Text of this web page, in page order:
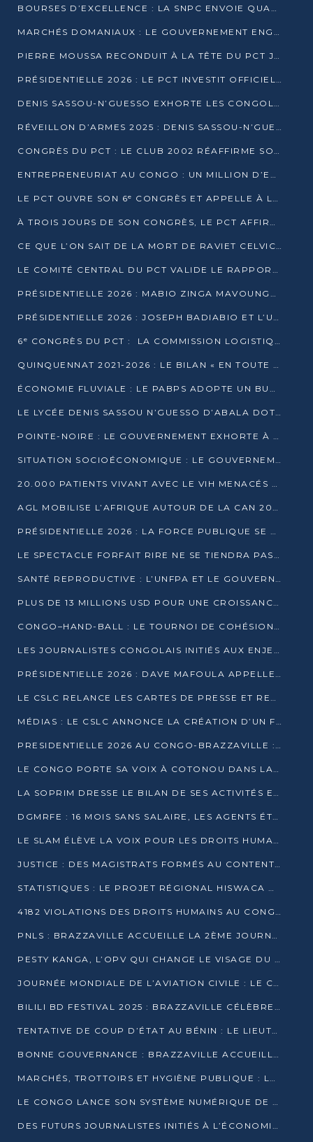
BOURSES D’EXCELLENCE : LA SNPC ENVOIE QUATRE NOUVEAUX TALENTS CONGOLAIS SE FORMER À BAKOU
MARCHÉS DOMANIAUX : LE GOUVERNEMENT ENGAGE LA STRUCTURATION DES TAXES D’ASSAINISSEMENT
PIERRE MOUSSA RECONDUIT À LA TÊTE DU PCT JUSQU’EN 2031
PRÉSIDENTIELLE 2026 : LE PCT INVESTIT OFFICIELLEMENT DENIS SASSOU NGUESSO
DENIS SASSOU-N’GUESSO EXHORTE LES CONGOLAIS À L’UNITÉ ET AU FAIR-PLAY DÉMOCRATIQUE EN 2026
RÉVEILLON D’ARMES 2025 : DENIS SASSOU-N’GUESSO GARANTIT DES ÉLECTIONS 2026 PAISIBLES ET SÉCURISÉES
CONGRÈS DU PCT : LE CLUB 2002 RÉAFFIRME SON SOUTIEN À DENIS SASSOU-N’GUESSO POUR 2026
ENTREPRENEURIAT AU CONGO : UN MILLION D’EUROS POUR FINANCER LES STARTUPS DÈS 2026
LE PCT OUVRE SON 6ᵉ CONGRÈS ET APPELLE À LA CANDIDATURE DE DENIS SASSOU NGUESSO
À TROIS JOURS DE SON CONGRÈS, LE PCT AFFIRME AVOIR ATTEINT TOUS SES OBJECTIFS
CE QUE L’ON SAIT DE LA MORT DE RAVIET CELVIC N’TSIANTSIE
LE COMITÉ CENTRAL DU PCT VALIDE LE RAPPORT DU CONGRÈS ET SOUTIENT DENIS SASSOU N’GUESSO
PRÉSIDENTIELLE 2026 : MABIO ZINGA MAVOUNGOU DÉCLARE SA CANDIDATURE ET CHARGE LE BILAN DU PCT
PRÉSIDENTIELLE 2026 : JOSEPH BADIABIO ET L’UDH-YUKI JOUENT LA PRUDENCE
6ᵉ CONGRÈS DU PCT : LA COMMISSION LOGISTIQUE ASSURE LA DISTRIBUTION DES KITS
QUINQUENNAT 2021-2026 : LE BILAN « EN TOUTE TRANSPARENCE » PRÉSENTÉ À LA PRESSE
ÉCONOMIE FLUVIALE : LE PABPS ADOPTE UN BUDGET 2026 DE PLUS DE 2,7 MILLIARDS FCFA
LE LYCÉE DENIS SASSOU N’GUESSO D’ABALA DOTÉ D’UNE SALLE MULTIMÉDIA
POINTE-NOIRE : LE GOUVERNEMENT EXHORTE À UN USAGE RESPONSABLE DU NOUVEAU MATÉRIEL MUNICIPAL
SITUATION SOCIOÉCONOMIQUE : LE GOUVERNEMENT INTERPELLÉ DEVANT LE SÉNAT
20.000 PATIENTS VIVANT AVEC LE VIH MENACÉS D’ARRÊT DE TRAITEMENT
AGL MOBILISE L’AFRIQUE AUTOUR DE LA CAN 2025
PRÉSIDENTIELLE 2026 : LA FORCE PUBLIQUE SE PRÉPARE À SÉCURISER LE SCRUTIN
LE SPECTACLE FORFAIT RIRE NE SE TIENDRA PAS LE 1ER JANVIER
SANTÉ REPRODUCTIVE : L’UNFPA ET LE GOUVERNEMENT AFFINENT LES PRIORITÉS DE 2026
PLUS DE 13 MILLIONS USD POUR UNE CROISSANCE VERTE ET SOUVERAINE
CONGO–HAND-BALL : LE TOURNOI DE COHÉSION ET DE FRATERNITÉ ALLUME SES LAMPIONS À BRAZZAVILLE
LES JOURNALISTES CONGOLAIS INITIÉS AUX ENJEUX DE L’ÉCONOMIE BLEUE
PRÉSIDENTIELLE 2026 : DAVE MAFOULA APPELLE LES CONGOLAIS À UN « NOUVEAU DÉPART »
LE CSLC RELANCE LES CARTES DE PRESSE ET RECONNAÎT OFFICIELLEMENT LES MÉDIAS EN LIGNE
MÉDIAS : LE CSLC ANNONCE LA CRÉATION D’UN FONDS D’APPUI À LA PRESSE
PRESIDENTIELLE 2026 AU CONGO-BRAZZAVILLE : UN CASTING ÉLARGI
LE CONGO PORTE SA VOIX À COTONOU DANS LA LUTTE CONTRE LA TUBERCULOSE
LA SOPRIM DRESSE LE BILAN DE SES ACTIVITÉS ET FIXE DE NOUVELLES PRIORITÉS
DGMRFE : 16 MOIS SANS SALAIRE, LES AGENTS ÉTOUFFENT DANS LE SILENCE
LE SLAM ÉLÈVE LA VOIX POUR LES DROITS HUMAINS À BRAZZAVILLE
JUSTICE : DES MAGISTRATS FORMÉS AU CONTENTIEUX DE LA PROPRIÉTÉ INTELLECTUELLE
STATISTIQUES : LE PROJET RÉGIONAL HISWACA OFFICIELLEMENT LANCÉ AU CONGO
4182 VIOLATIONS DES DROITS HUMAINS AU CONGO EN 2025 SELON LE CAD
PNLS : BRAZZAVILLE ACCUEILLE LA 2ÈME JOURNÉE SCIENTIFIQUE SUR LE VIH/SIDA
PESTY KANGA, L’OPV QUI CHANGE LE VISAGE DU REPORTAGE AU CONGO
JOURNÉE MONDIALE DE L’AVIATION CIVILE : LE CONGO MISE SUR L’INNOVATION ET LA SÉCURITÉ
BILILI BD FESTIVAL 2025 : BRAZZAVILLE CÉLÈBRE DIX ANS DE CRÉATION GRAPHIQUE AFRICAINE
TENTATIVE DE COUP D’ÉTAT AU BÉNIN : LE LIEUTENANT-COLONEL TIGRI S’AUTOPROCLAME CHEF D’UN COMITÉ MILITAIRE
BONNE GOUVERNANCE : BRAZZAVILLE ACCUEILLE LES PREMIÈRES JOURNÉES CONGOLAISES DE L’ÉVALUATION
MARCHÉS, TROTTOIRS ET HYGIÈNE PUBLIQUE : LE GOUVERNEMENT DURCIT LE TON
LE CONGO LANCE SON SYSTÈME NUMÉRIQUE DE VÉRIFICATION DU BOIS
DES FUTURS JOURNALISTES INITIÉS À L’ÉCONOMIE BLEUE DURABLE